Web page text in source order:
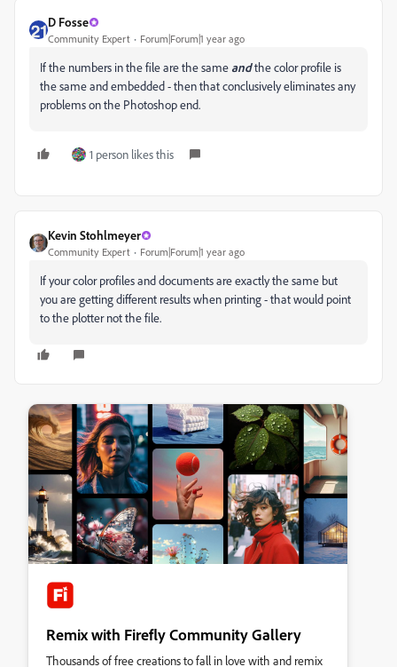
D Fosse
Community Expert Forum|Forum|1 year ago
If the numbers in the file are the same andthe color profile is
the same and embedded - then that conclusively eliminates any
problems on the Photoshop end.
1 person likes this
Kevin Stohlmeyer
Community Expert Forum|Forum|1 year ago
If your color profiles and documents are exactly the same but
you are getting different results when printing - that would point
to the plotter not the file.
Remix with Firefly Community Gallery
Thousands of free creations to fall in love with and remix